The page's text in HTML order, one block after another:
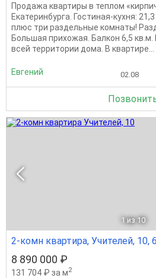
Продажа квартиры в теплом
Екатеринбурга. Гостиная-кухня:
плюс три раздельные комнаты!
Большая прихожая. Балкон 6,5
всей территории дома. В квартире...
Евгений 02.08
1 из 10
2-комн квартира, Учителей, 10,
8 890 000 ₽
131 704 ₽ за м2